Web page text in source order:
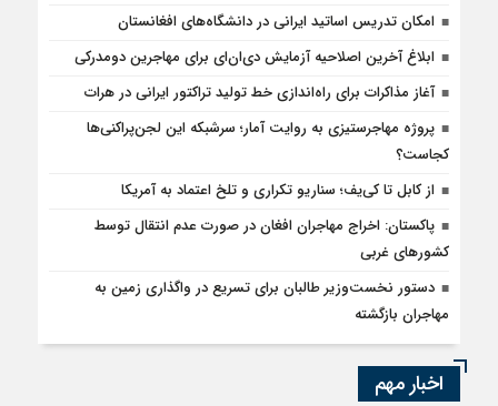
امکان تدریس اساتید ایرانی در دانشگاه‌های افغانستان
ابلاغ آخرین اصلاحیه آزمایش دی‌ان‌ای برای مهاجرین دومدرکی
آغاز مذاکرات برای راه‌اندازی خط تولید تراکتور ایرانی در هرات
پروژه مهاجرستیزی به روایت آمار؛ سرشبکه این لجن‌پراکنی‌ها
کجاست؟
از کابل تا کی‌یف؛ سناریو تکراری و تلخ اعتماد به آمریکا
پاکستان: اخراج مهاجران افغان در صورت عدم انتقال توسط
کشورهای غربی
دستور نخست‌وزیر طالبان برای تسریع در واگذاری زمین به
مهاجران بازگشته
اخبار مهم